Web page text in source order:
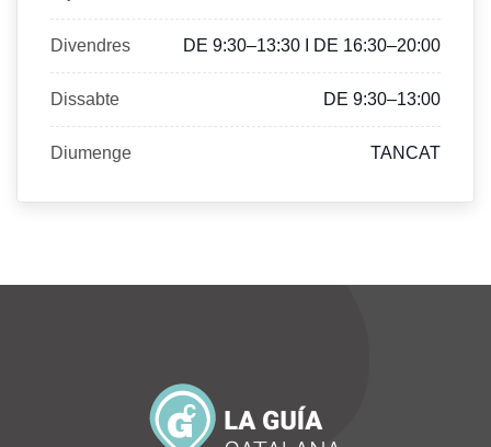
Divendres DE 9:30–13:30 I DE 16:30–20:00
Dissabte DE 9:30–13:00
Diumenge TANCAT